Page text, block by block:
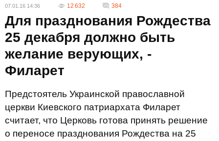
07.01.16 14:36 12 632 384
Для празднования Рождества
25 декабря должно быть
желание верующих, -
Филарет
Предстоятель Украинской православной
церкви Киевского патриархата Филарет
считает, что Церковь готова принять решение
о переносе празднования Рождества на 25